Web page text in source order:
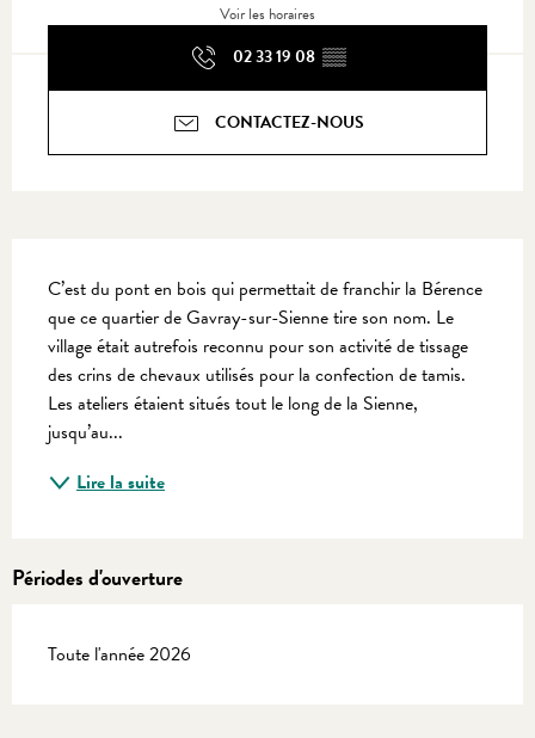
Voir les horaires
02 33 19 08 ▒▒
CONTACTEZ-NOUS
C’est du pont en bois qui permettait de franchir la Bérence
que ce quartier de Gavray-sur-Sienne tire son nom. Le
village était autrefois reconnu pour son activité de tissage
des crins de chevaux utilisés pour la confection de tamis.
Les ateliers étaient situés tout le long de la Sienne,
jusqu’au...
Lire la suite
Périodes d'ouverture
Toute l'année 2026